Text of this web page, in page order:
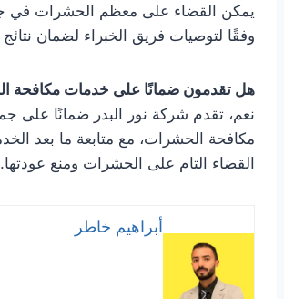
يمكن القضاء على معظم الحشرات في
وفقًا لتوصيات فريق الخبراء لضمان نتائج
هل تقدمون ضمانًا على خدمات مكافحة
نعم، تقدم شركة نور البدر ضمانًا على
مكافحة الحشرات، مع متابعة ما بعد
القضاء التام على الحشرات ومنع عودتها.
أبراهيم خاطر